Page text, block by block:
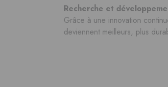
Recherche et
Grâce à une innovation
deviennent meilleurs, plus